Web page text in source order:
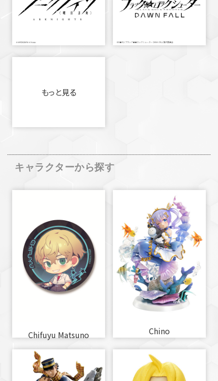
もっと見る
キャラクターから探す
Chifuyu Matsuno Chino